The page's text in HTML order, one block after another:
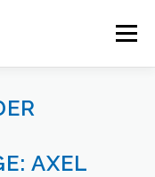
Menü
AXEL